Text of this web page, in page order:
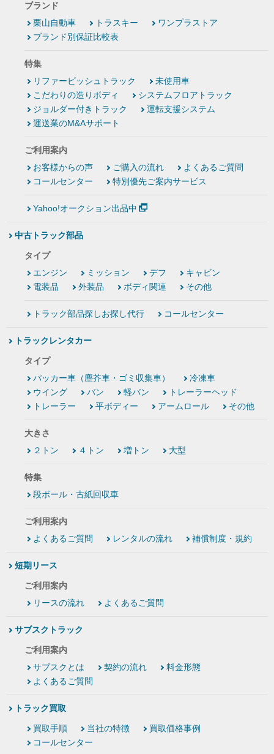
ブランド
栗山自動車
トラスキー
ワンプラストア
ブランド別保証比較表
特集
リファービッシュトラック
未使用車
こだわりの造りボディ
システムフロアトラック
ジョルダー付きトラック
運転支援システム
運送業のM&Aサポート
ご利用案内
お客様からの声
ご購入の流れ
よくあるご質問
コールセンター
特別優先ご案内サービス
Yahoo!オークション出品中
中古トラック部品
タイプ
エンジン
ミッション デフ
キャビン
電装品
外装品 ボディ関連 その他
トラック部品探しお探し代行 コールセンター
トラックレンタカー
タイプ
パッカー車（塵芥車・ゴミ収集車）
冷凍車
ウイング
バン 軽バン
トレーラーヘッド
トレーラー
平ボディー アームロール その他
大きさ
２トン
４トン 増トン 大型
特集
段ボール・古紙回収車
ご利用案内
よくあるご質問
レンタルの流れ 補償制度・規約
短期リース
ご利用案内
リースの流れ
よくあるご質問
サブスクトラック
ご利用案内
サブスクとは
契約の流れ
料金形態
よくあるご質問
トラック買取
買取手順 当社の特徴
買取価格事例
コールセンター